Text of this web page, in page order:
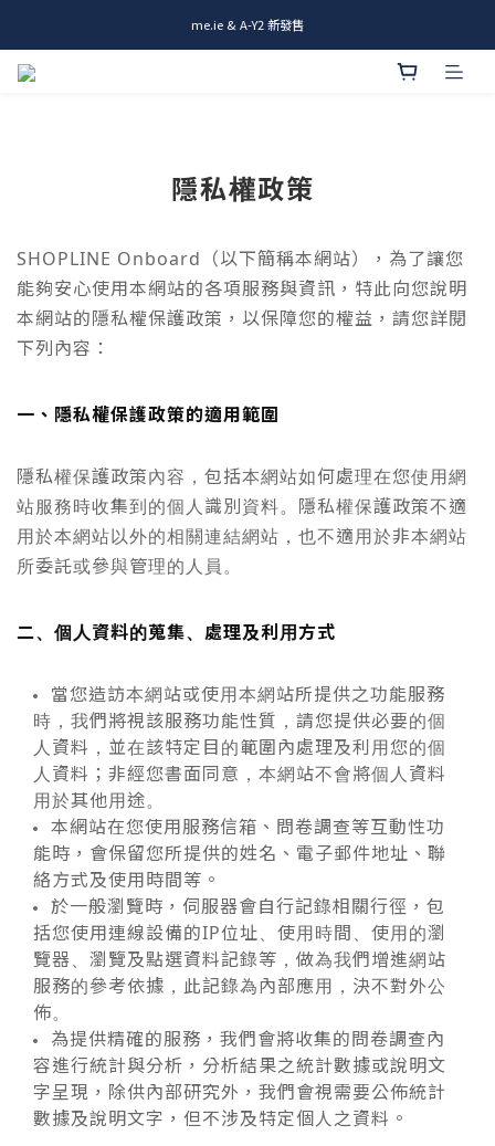
me.ie & A-Y2 新發售
me.ie & A-Y2 新發售
隱私權政策
SHOPLINE Onboard （以下簡稱本網站），為了讓您
能夠安心使用本網站的各項服務與資訊，特此向您說明
本網站的隱私權保護政策，以保障您的權益，請您詳閱
下列內容：
一、隱私權保護政策的適用範圍
隱私權保護政策內容，包括本網站如何處理在您使用網
站服務時收集到的個人識別資料。隱私權保護政策不適
用於本網站以外的相關連結網站，也不適用於非本網站
所委託或參與管理的人員。
二、個人資料的蒐集、處理及利用方式
當您造訪本網站或使用本網站所提供之功能服務
時，我們將視該服務功能性質，請您提供必要的個
人資料，並在該特定目的範圍內處理及利用您的個
人資料；非經您書面同意，本網站不會將個人資料
用於其他用途。
本網站在您使用服務信箱、問卷調查等互動性功
能時，會保留您所提供的姓名、電子郵件地址、聯
絡方式及使用時間等。
於一般瀏覽時，伺服器會自行記錄相關行徑，包
括您使用連線設備的IP位址、使用時間、使用的瀏
覽器、瀏覽及點選資料記錄等，做為我們增進網站
服務的參考依據，此記錄為內部應用，決不對外公
佈。
為提供精確的服務，我們會將收集的問卷調查內
容進行統計與分析，分析結果之統計數據或說明文
字呈現，除供內部研究外，我們會視需要公佈統計
數據及說明文字，但不涉及特定個人之資料。